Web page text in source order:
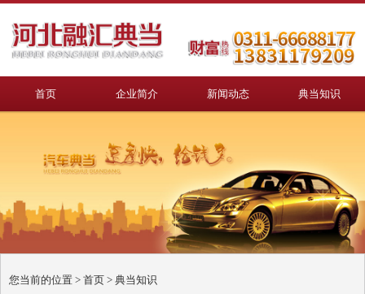
首页 企业简介 新闻动态 典当知识
您当前的位置 > 首页 > 典当知识